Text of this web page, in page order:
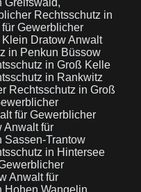
Greifswald,
Rechtsschutz in
Gewerblicher
Klein DratowAnwalt
in Penkun Büssow
in Groß Kelle
in Rankwitz
Rechtsschutz in Groß
für Gewerblicher
Anwalt für
Sassen-Trantow
in Hintersee
Anwalt für
Hohen Wangelin